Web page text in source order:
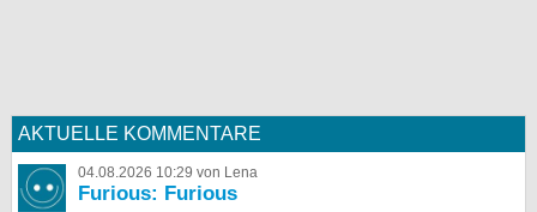
AKTUELLE KOMMENTARE
04.08.2026 10:29 von Lena
Furious: Furious